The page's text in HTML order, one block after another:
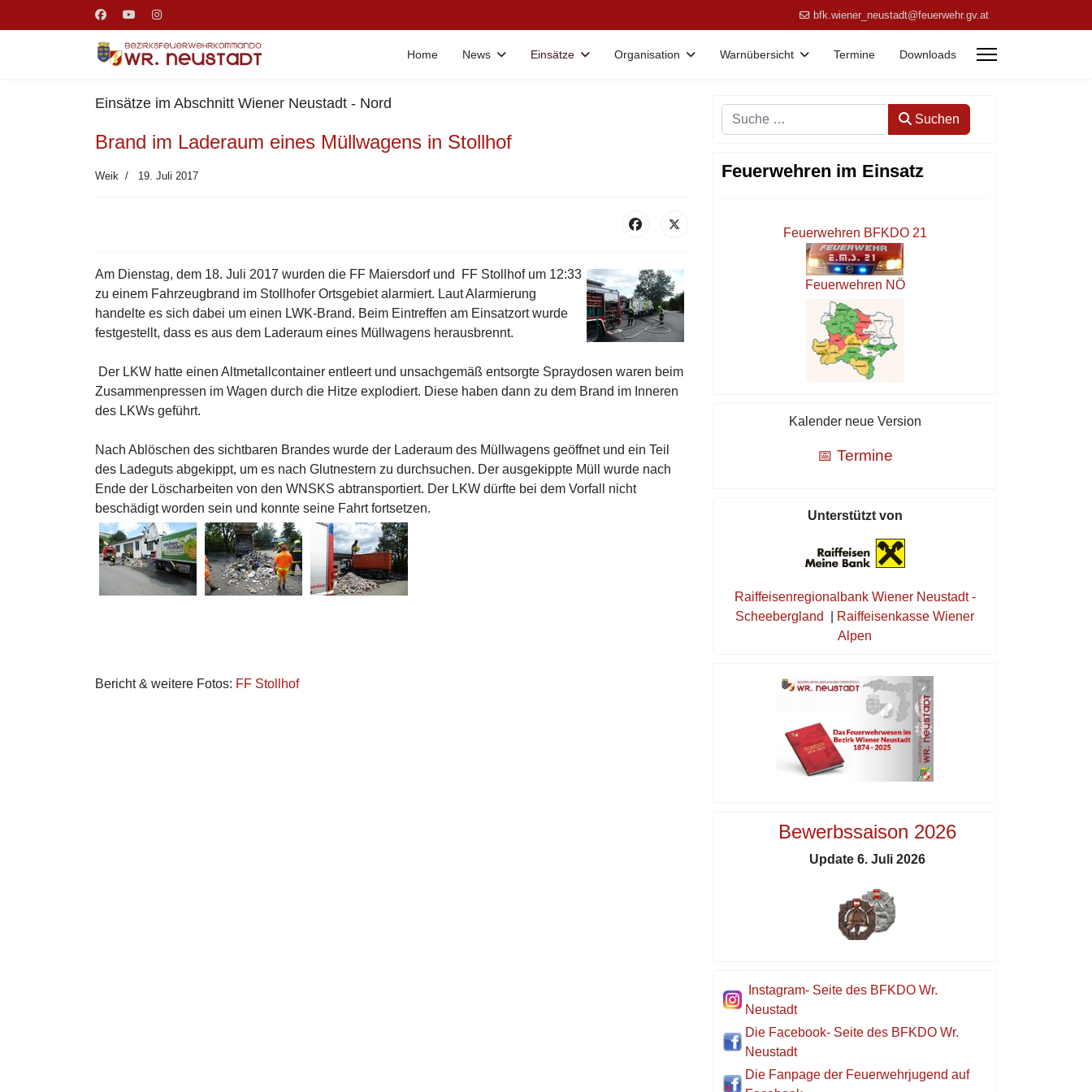
bfk.wiener_neustadt@feuerwehr.gv.at
Home News Einsätze Organisation Warnübersicht Termine Downloads
Einsätze im Abschnitt Wiener Neustadt - Nord
Brand im Laderaum eines Müllwagens in Stollhof
Weik 19. Juli 2017
Am Dienstag, dem 18. Juli 2017 wurden die FF Maiersdorf und FF Stollhof um 12:33
zu einem Fahrzeugbrand im Stollhofer Ortsgebiet alarmiert. Laut Alarmierung
handelte es sich dabei um einen LWK-Brand. Beim Eintreffen am Einsatzort wurde
festgestellt, dass es aus dem Laderaum eines Müllwagens herausbrennt.
Der LKW hatte einen Altmetallcontainer entleert und unsachgemäß entsorgte Spraydosen waren beim
Zusammenpressen im Wagen durch die Hitze explodiert. Diese haben dann zu dem Brand im Inneren
des LKWs geführt.
Nach Ablöschen des sichtbaren Brandes wurde der Laderaum des Müllwagens geöffnet und ein Teil
des Ladeguts abgekippt, um es nach Glutnestern zu durchsuchen. Der ausgekippte Müll wurde nach
Ende der Löscharbeiten von den WNSKS abtransportiert. Der LKW dürfte bei dem Vorfall nicht
beschädigt worden sein und konnte seine Fahrt fortsetzen.
Bericht & weitere Fotos: FF Stollhof
Suchen Suchen
Feuerwehren im Einsatz
Feuerwehren BFKDO 21
Feuerwehren NÖ
Kalender neue Version
📅 Termine
Unterstützt von
Raiffeisenregionalbank Wiener Neustadt -
Scheebergland
Raiffeisenkasse Wiener
Alpen
Bewerbssaison 2026
Update 6. Juli 2026
Instagram- Seite des BFKDO Wr.
Neustadt
Die Facebook- Seite des BFKDO Wr.
Neustadt
Die Fanpage der Feuerwehrjugend auf